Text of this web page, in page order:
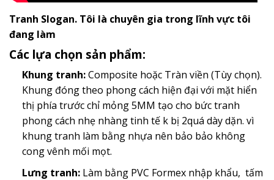
Tranh Slogan. Tôi là chuyên gia trong lĩnh vực tôi
đang làm
Các lựa chọn sản phẩm:
Khung tranh:Composite hoặc Tràn viền (Tùy chọn).
Khung đóng theo phong cách hiện đại với mặt hiển
thị phía trước chỉ mỏng 5MM tạo cho bức tranh
phong cách nhẹ nhàng tinh tế k bị 2quá dày dặn. vì
khung tranh làm bằng nhựa nên bảo bảo không
cong vênh mối mọt.
Lưng tranh:Làm bằng PVC Formex nhập khẩu, tấm